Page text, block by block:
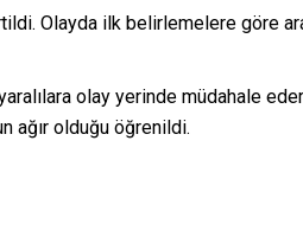
Olayda ilk belirlemelere göre
olay yerinde müdahale
ağır olduğu öğrenildi.